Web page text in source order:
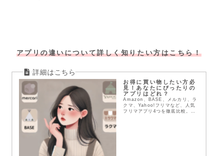
アプリの違いについて詳しく知りたい方はこちら！
お得に買い物したい方必
見！あなたにぴったりの
アプリはどれ？
Amazon、BASE、メルカリ、ラ
クマ、Yahoo!フリマなど、人気
フリマアプリ4つを徹底比較。送